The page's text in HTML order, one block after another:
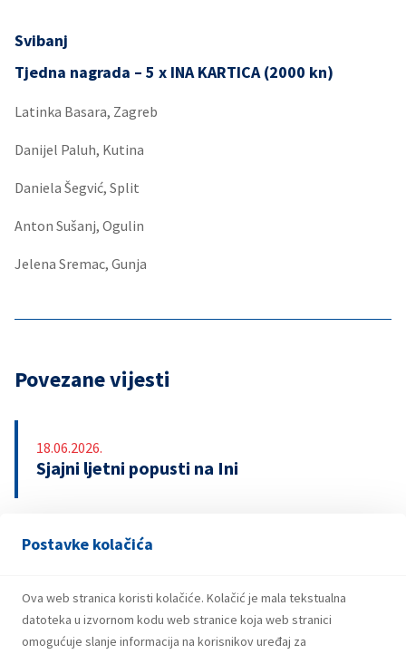
Postavke kolačića
Ova web stranica koristi kolačiće. Kolačić je mala tekstualna
datoteka u izvornom kodu web stranice koja web stranici
omogućuje slanje informacija na korisnikov uređaj za
Svibanj
Tjedna nagrada – 5 x INA KARTICA (2000 kn)
Latinka Basara, Zagreb
Danijel Paluh, Kutina
Daniela Šegvić, Split
Anton Sušanj, Ogulin
Jelena Sremac, Gunja
Povezane vijesti
18.06.2026.
Sjajni ljetni popusti na Ini
13.04.2026.
bonovima za gorivo